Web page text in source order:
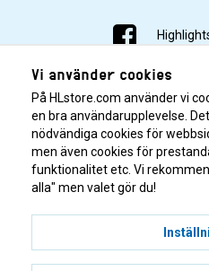
Vi använder cookies
På HLstore.com använder vi
en bra användarupplevelse.
nödvändiga cookies för
men även cookies för
funktionalitet etc. Vi
alla" men valet gör du!